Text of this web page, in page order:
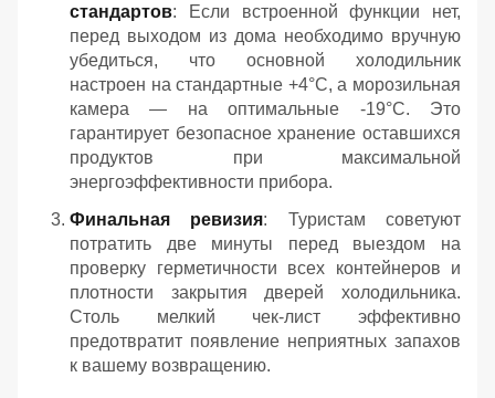
стандартов: Если встроенной функции нет,
перед выходом из дома необходимо вручную
убедиться, что основной холодильник
настроен на стандартные +4°C, а морозильная
камера — на оптимальные -19°C. Это
гарантирует безопасное хранение оставшихся
продуктов при максимальной
энергоэффективности прибора.
Финальная ревизия: Туристам советуют
потратить две минуты перед выездом на
проверку герметичности всех контейнеров и
плотности закрытия дверей холодильника.
Столь мелкий чек-лист эффективно
предотвратит появление неприятных запахов
к вашему возвращению.